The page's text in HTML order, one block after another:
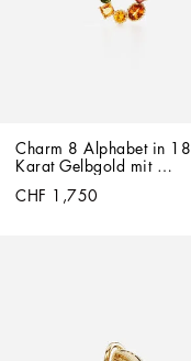
Charm 8 Alphabet in 18
Karat Gelbgold mit
CHF 1,750